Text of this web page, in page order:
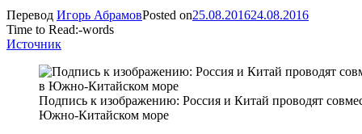
Перевод Игорь АбрамовPosted on25.08.201624.08.2016
Time to Read:-words
Источник
Подпись к изображению: Россия и Китай проводят
Южно-Китайском море